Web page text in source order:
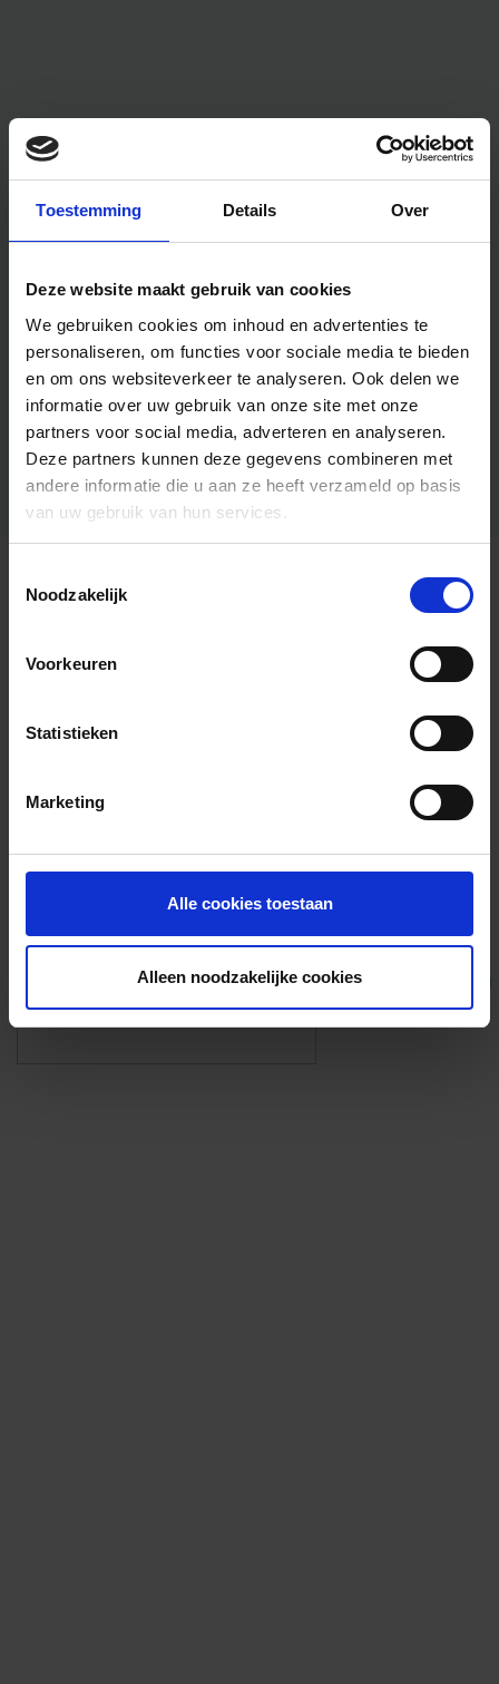
Toestemming Details Over
Deze website maakt gebruik van cookies
We gebruiken cookies om inhoud en advertenties te
personaliseren, om functies voor sociale media te bieden
en om ons websiteverkeer te analyseren. Ook delen we
informatie over uw gebruik van onze site met onze
partners voor social media, adverteren en analyseren.
Deze partners kunnen deze gegevens combineren met
andere informatie die u aan ze heeft verzameld op basis
van uw gebruik van hun services.
Noodzakelijk
Voorkeuren
Statistieken
Marketing
Alle cookies toestaan
Alleen noodzakelijke cookies
Algemene informatie
Foto’s ({{photos.length}})
Eigen foto’s